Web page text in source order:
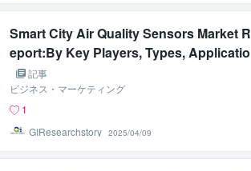
Smart City Air Quality Sensors Market R
eport:By Key Players, Types, Applicatio
n, Forecast to 2031
記事
ビジネス・マーケティング
1
GIResearchstory 2025/04/09